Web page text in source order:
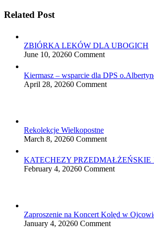
Related Post
ZBIÓRKA LEKÓW DLA UBOGICH
June 10, 20260 Comment
Kiermasz – wsparcie dla DPS
April 28, 20260 Comment
Rekolekcje Wielkopostne
March 8, 20260 Comment
KATECHEZY PRZEDMAŁŻEŃSKIE
February 4, 20260 Comment
Zaproszenie na Koncert Kolęd w
January 4, 20260 Comment